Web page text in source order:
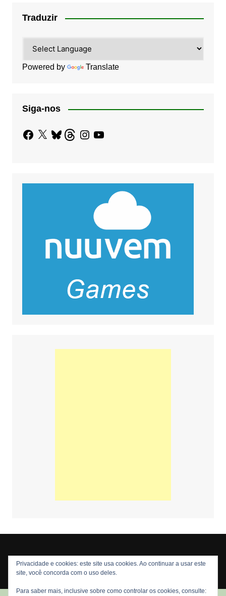
Traduzir
Powered by Translate
Siga-nos
Facebook
X BlueskyThreadsInstagram
YouTube
Copyright © 2026 Nós Nerds. Todos os direitos reservados
Privacidade e cookies: este site usa cookies. Ao continuar a usar este
site, você concorda com o uso deles.
Para saber mais, inclusive sobre como controlar os cookies, consulte: